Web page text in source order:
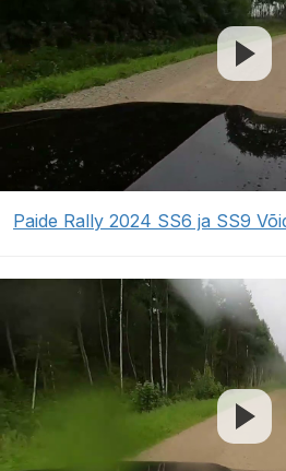
Paide Rally 2024 SS6 ja SS9